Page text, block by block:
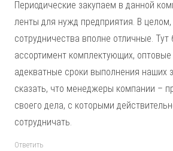
Периодические закупаем в данной
ленты для нужд предприятия. В целом,
сотрудничества вполне отличные.
ассортимент комплектующих,
адекватные сроки выполнения наших
сказать, что менеджеры компании –
своего дела, с которыми
сотрудничать.
Ответить